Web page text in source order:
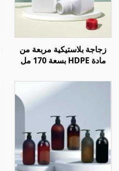
زجاجة بلاستيكية مربعة من
مادة HDPE بسعة 170 مل
السوائل أو المساحيق مع
غطاء مقاوم للأطفال